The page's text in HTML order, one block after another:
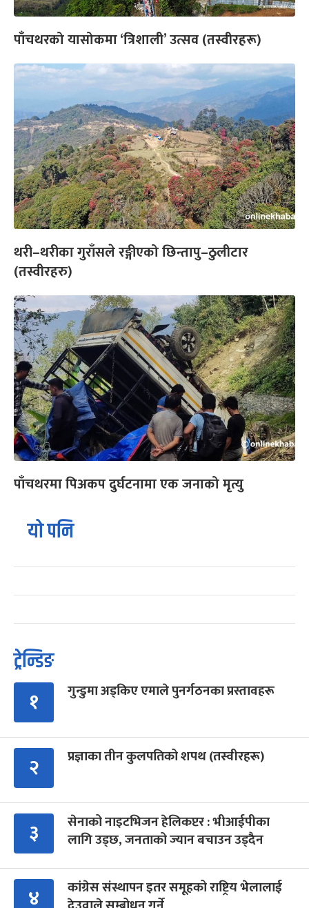
पाँचथरको यासोकमा ‘त्रिशाली’ उत्सव (तस्वीरहरू)
थरी–थरीका गुराँसले रङ्गीएको छिन्तापु–ठुलीटार
(तस्वीरहरु)
पाँचथरमा पिअकप दुर्घटनामा एक जनाको मृत्यु
यो पनि
ट्रेन्डिङ
१ गुन्डुमा अड्किए एमाले पुनर्गठनका प्रस्तावहरू
२ प्रज्ञाका तीन कुलपतिको शपथ (तस्वीरहरू)
३
सेनाको नाइटभिजन हेलिकप्टर : भीआईपीका
लागि उड्छ, जनताको ज्यान बचाउन उड्दैन
४
कांग्रेस संस्थापन इतर समूहको राष्ट्रिय भेलालाई